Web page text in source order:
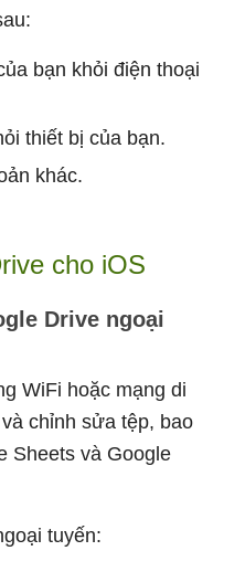
bạn khỏi điện thoại
thiết bị của bạn.
khác.
cho iOS
Drive ngoại
WiFi hoặc mạng di
chỉnh sửa tệp, bao
Sheets và Google
tuyến: